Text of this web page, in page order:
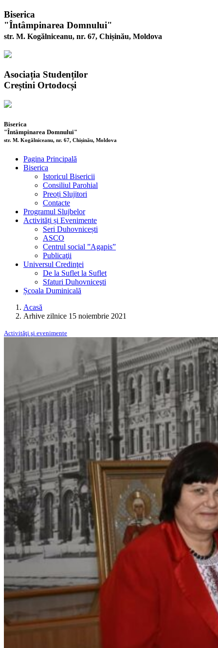
Biserica
"Întâmpinarea Domnului"
str. M. Kogălniceanu, nr. 67, Chișinău, Moldova
Asociația Studenților
Creștini Ortodocși
Biserica
"Întâmpinarea Domnului"
str. M. Kogălniceanu, nr. 67, Chișinău, Moldova
Pagina Principală
Biserica
Istoricul Bisericii
Consiliul Parohial
Preoți Slujitori
Contacte
Programul Slujbelor
Activități și Evenimente
Seri Duhovnicești
ASCO
Centrul social ”Agapis”
Publicaţii
Universul Credinţei
De la Suflet la Suflet
Sfaturi Duhovniceşti
Școala Duminicală
Acasă
Arhive zilnice 15 noiembrie 2021
Activităţi şi evenimente